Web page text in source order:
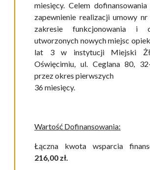
miesięcy. Celem
zapewnienie realizacji umowy
zakresie funkcjonowania i
utworzonych nowych miejsc
lat 3 w instytucji Miejski
Oświęcimiu, ul. Ceglana 80,
przez okres pierwszych
36 miesięcy.
Wartość Dofinansowania:
Łączna kwota wsparcia
216,00 zł.